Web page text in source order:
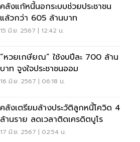
คลังแก้หนี้นอกระบบช่วยประชาชน
แล้วกว่า 605 ล้านบาท
15 มิ.ย. 2567 | 12:42 น.
“หวยเกษียณ” ใช้งบปีละ 700 ล้าน
บาท จูงใจประชาชนออม
16 มิ.ย. 2567 | 06:18 น.
คลังเตรียมล้างประวัติลูกหนี้โควิด 4
ล้านราย ลดเวลาติดเครดิตบูโร
17 มิ.ย. 2567 | 02:54 น.